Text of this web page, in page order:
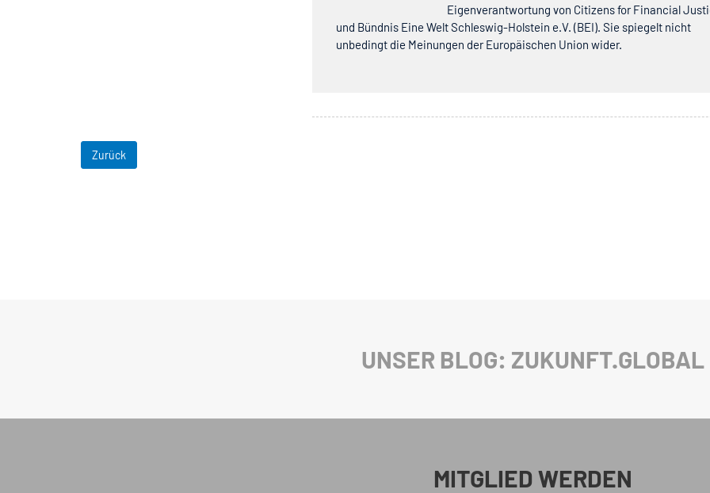
Eigenverantwortung von Citizens for Financial
und Bündnis Eine Welt Schleswig-Holstein e.V. (BEI). Sie spiegelt nicht
unbedingt die Meinungen der Europäischen Union wider.
Zurück
UNSER BLOG: ZUKUNFT.GLOBAL
MITGLIED WERDEN